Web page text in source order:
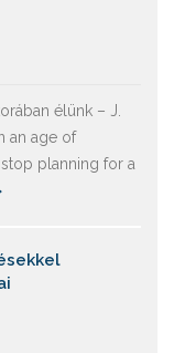
élünk – J.
an age of
planning for a